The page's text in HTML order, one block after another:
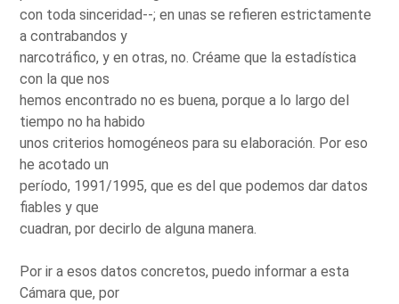
con toda sinceridad--; en unas se refieren estrictamente
a contrabandos y
narcotráfico, y en otras, no. Créame que la estadística
con la que nos
hemos encontrado no es buena, porque a lo largo del
tiempo no ha habido
unos criterios homogéneos para su elaboración. Por eso
he acotado un
período, 1991/1995, que es del que podemos dar datos
fiables y que
cuadran, por decirlo de alguna manera.
Por ir a esos datos concretos, puedo informar a esta
Cámara que, por